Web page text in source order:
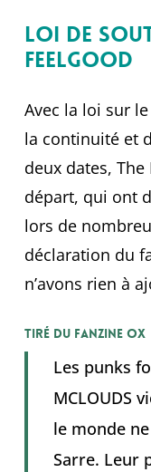
Loi de
Feelgood
Avec la loi sur
la continuité et
deux dates,
départ, qui ont
lors de
déclaration du
n’avons rien à
Tiré du fanzine OX
Les punks
MCLOUDS
le monde
Sarre. Leur